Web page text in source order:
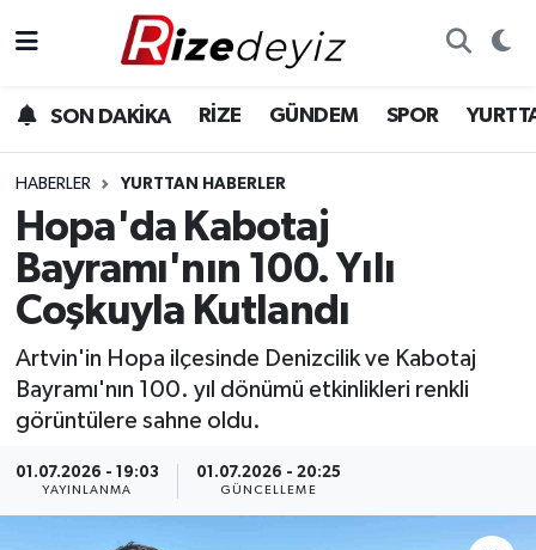
SON DAKİKA RİZE GÜNDEM SPOR
HABERLER YURTTAN HABERLER
Hopa'da Kabotaj
Bayramı'nın 100. Yılı
Coşkuyla Kutlandı
Artvin'in Hopa ilçesinde Denizcilik ve Kabotaj
Bayramı'nın 100. yıl dönümü etkinlikleri renkli
görüntülere sahne oldu.
01.07.2026 - 19:03
YAYINLANMA
01.07.2026 - 20:25
GÜNCELLEME
Gündem
Yurttan Haberler
Ekonomi
Teknoloji
Sağlık
Rize Hava Durumu
Rize Trafik Yoğunluk Haritası
Süper Lig Puan Durumu ve Fikstür
Tüm Manşetler
Son Dakika Haberleri